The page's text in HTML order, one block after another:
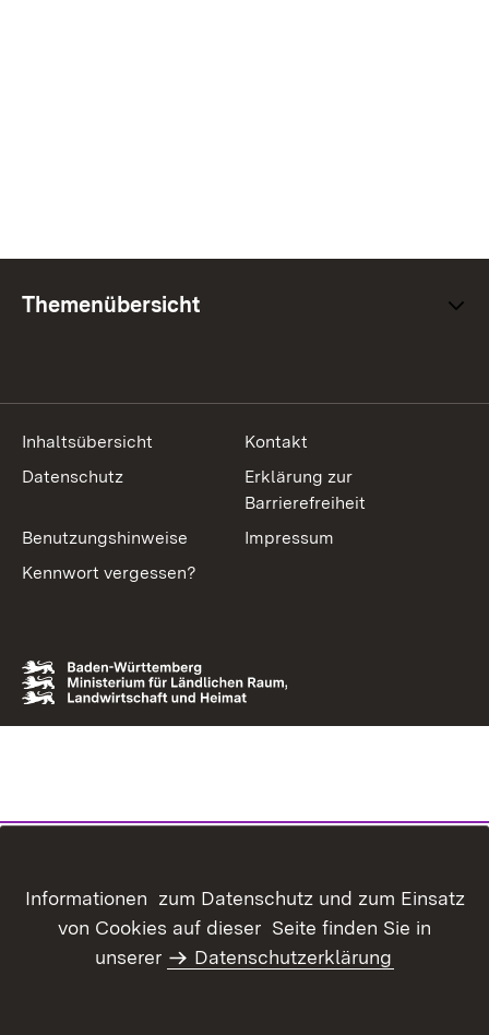
Themenübersicht
Inhaltsübersicht
Kontakt
Datenschutz
Erklärung zur
Barrierefreiheit
Benutzungshinweise
Impressum
Kennwort vergessen?
Informationen zum Datenschutz und zum Einsatz
von Cookies auf dieser Seite finden Sie in
unserer
Datenschutzerklärung